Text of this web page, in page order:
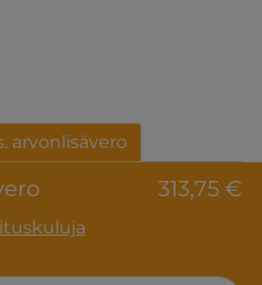
313,75 €
arvonlisävero